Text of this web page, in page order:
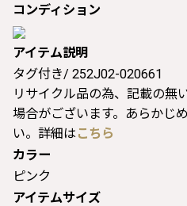
コンディション
アイテム説明
タグ付き/ 252J02-020661
リサイクル品の為、記載の無
場合がございます。あらかじ
い。詳細は こちら
カラー
ピンク
アイテムサイズ